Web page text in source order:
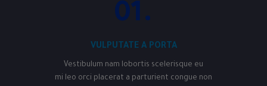
01.
VULPUTATE A PORTA
Vestibulum nam lobortis scelerisque eu
mi leo orci placerat a parturient congue non